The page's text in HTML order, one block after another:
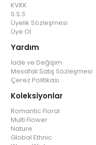
KVKK
S.S.S
Üyelik Sözleşmesi
Üye Ol
Yardım
İade ve Değişim
Mesafali Satış Sözleşmesi
Çerez Politikası
Koleksiyonlar
Romantic Floral
Multi Flower
Nature
Global Ethnic